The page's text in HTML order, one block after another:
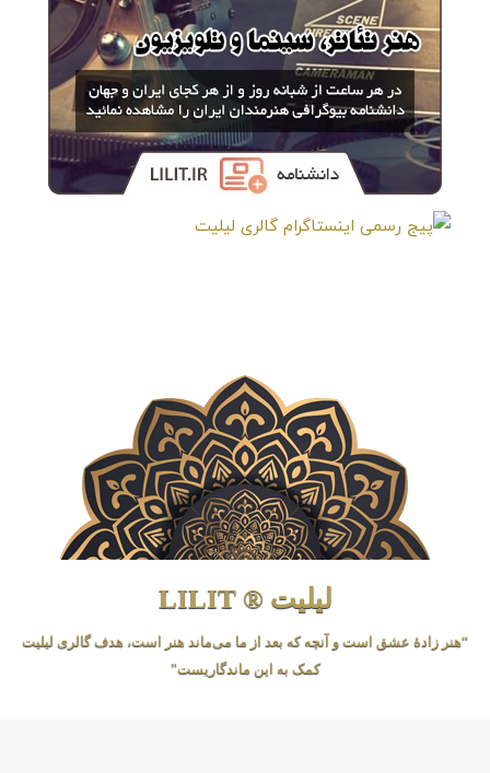
لیلیت ® LILIT
“هنر زادهٔ عشق است و آنچه که بعد از ما می‌ماند هنر است، هدف گالری لیلیت
کمک به این ماندگاریست”